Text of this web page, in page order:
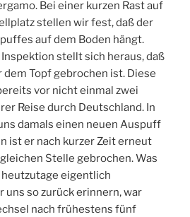
Bei einer kurzen Rast auf
stellen wir fest, daß der
auf dem Boden hängt.
stellt sich heraus, daß
Topf gebrochen ist. Diese
vor nicht einmal zwei
Reise durch Deutschland. In
damals einen neuen Auspuff
ist er nach kurzer Zeit erneut
Stelle gebrochen. Was
eigentlich
uns so zurück erinnern, war
nach frühestens fünf